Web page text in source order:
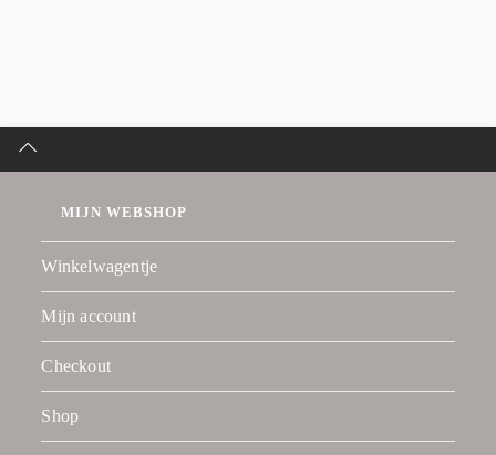
MIJN WEBSHOP
Winkelwagentje
Mijn account
Checkout
Shop